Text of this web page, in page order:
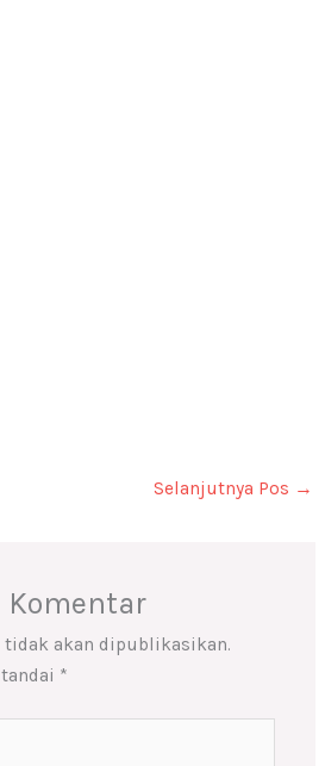
Selanjutnya Pos →
tidak akan dipublikasikan.
*